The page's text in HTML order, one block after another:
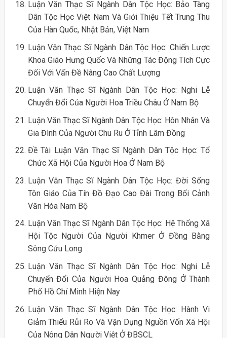
Luận Văn Thạc Sĩ Ngành Dân Tộc Học: Bảo Tàng
Dân Tộc Học Việt Nam Và Giới Thiệu Tết Trung Thu
Của Hàn Quốc, Nhật Bản, Việt Nam
Luận Văn Thạc Sĩ Ngành Dân Tộc Học: Chiến Lược
Khoa Giáo Hưng Quốc Và Những Tác Động Tích Cực
Đối Với Vấn Đề Nâng Cao Chất Lượng
Luận Văn Thạc Sĩ Ngành Dân Tộc Học: Nghi Lễ
Chuyển Đổi Của Người Hoa Triều Châu Ở Nam Bộ
Luận Văn Thạc Sĩ Ngành Dân Tộc Học: Hôn Nhân Và
Gia Đình Của Người Chu Ru Ở Tỉnh Lâm Đồng
Đề Tài Luận Văn Thạc Sĩ Ngành Dân Tộc Học: Tổ
Chức Xã Hội Của Người Hoa Ở Nam Bộ
Luận Văn Thạc Sĩ Ngành Dân Tộc Học: Đời Sống
Tôn Giáo Của Tín Đồ Đạo Cao Đài Trong Bối Cảnh
Văn Hóa Nam Bộ
Luận Văn Thạc Sĩ Ngành Dân Tộc Học: Hệ Thống Xã
Hội Tộc Người Của Người Khmer Ở Đồng Bằng
Sông Cửu Long
Luận Văn Thạc Sĩ Ngành Dân Tộc Học: Nghi Lễ
Chuyển Đổi Của Người Hoa Quảng Đông Ở Thành
Phố Hồ Chí Minh Hiện Nay
Luận Văn Thạc Sĩ Ngành Dân Tộc Học: Hành Vi
Giảm Thiểu Rủi Ro Và Vận Dụng Nguồn Vốn Xã Hội
Của Nông Dân Người Việt Ở ĐBSCL